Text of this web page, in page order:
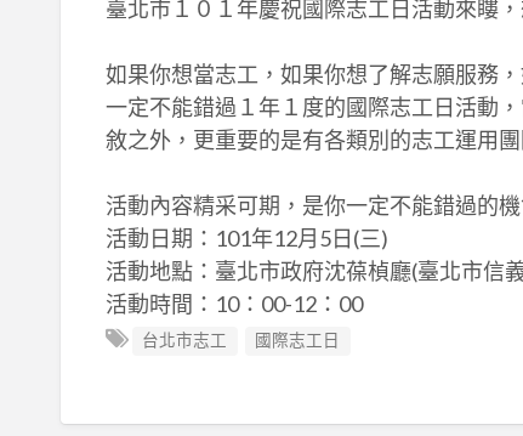
臺北市１０１年慶祝國際志工日活動來瞜
如果你想當志工，如果你想了解志願服務
一定不能錯過１年１度的國際志工日活動
敘之外，更重要的是有各類別的志工運用
活動內容精采可期，是你一定不能錯過的機
活動日期：101年12月5日(三)
活動地點：臺北市政府沈葆楨廳(臺北市信
活動時間：10：00-12：00
台北市志工 國際志工日